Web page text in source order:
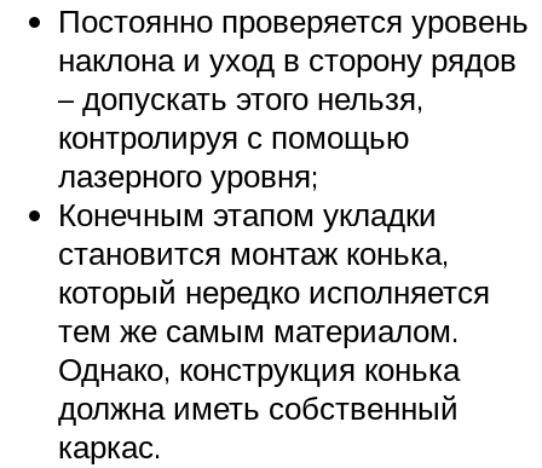
Постоянно проверяется уровень
наклона и уход в сторону рядов
– допускать этого нельзя,
контролируя с помощью
лазерного уровня;
Конечным этапом укладки
становится монтаж конька,
который нередко исполняется
тем же самым материалом.
Однако, конструкция конька
должна иметь собственный
каркас.